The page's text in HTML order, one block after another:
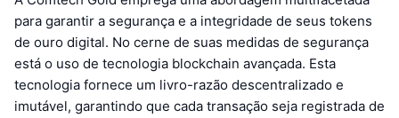
para garantir a segurança e a integridade de seus tokens
de ouro digital. No cerne de suas medidas de segurança
está o uso de tecnologia blockchain avançada. Esta
tecnologia fornece um livro-razão descentralizado e
imutável, garantindo que cada transação seja registrada de